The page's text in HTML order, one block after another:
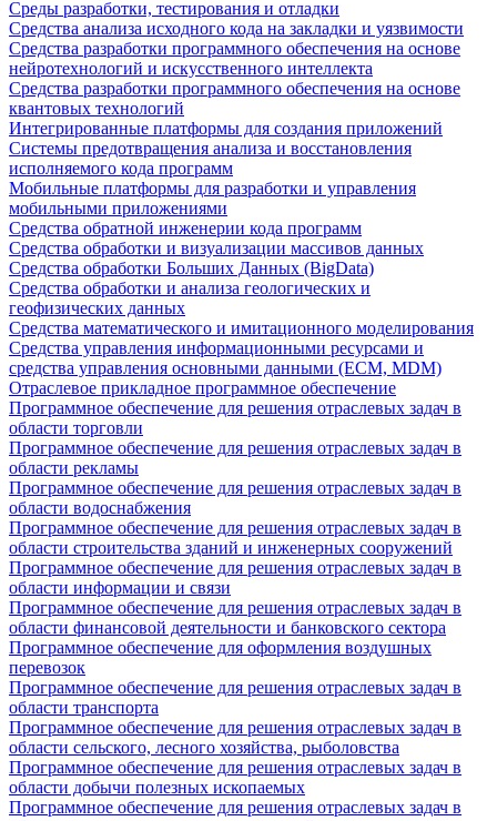
Среды разработки, тестирования и отладки
Средства анализа исходного кода на закладки и уязвимости
Средства разработки программного обеспечения на основе
нейротехнологий и искусственного интеллекта
Средства разработки программного обеспечения на основе
квантовых технологий
Интегрированные платформы для создания приложений
Системы предотвращения анализа и восстановления
исполняемого кода программ
Мобильные платформы для разработки и управления
мобильными приложениями
Средства обратной инженерии кода программ
Средства обработки и визуализации массивов данных
Средства обработки Больших Данных (BigData)
Средства обработки и анализа геологических и
геофизических данных
Средства математического и имитационного моделирования
Средства управления информационными ресурсами и
средства управления основными данными (ECM, MDM)
Отраслевое прикладное программное обеспечение
Программное обеспечение для решения отраслевых задач в
области торговли
Программное обеспечение для решения отраслевых задач в
области рекламы
Программное обеспечение для решения отраслевых задач в
области водоснабжения
Программное обеспечение для решения отраслевых задач в
области строительства зданий и инженерных сооружений
Программное обеспечение для решения отраслевых задач в
области информации и связи
Программное обеспечение для решения отраслевых задач в
области финансовой деятельности и банковского сектора
Программное обеспечение для оформления воздушных
перевозок
Программное обеспечение для решения отраслевых задач в
области транспорта
Программное обеспечение для решения отраслевых задач в
области сельского, лесного хозяйства, рыболовства
Программное обеспечение для решения отраслевых задач в
области добычи полезных ископаемых
Программное обеспечение для решения отраслевых задач в